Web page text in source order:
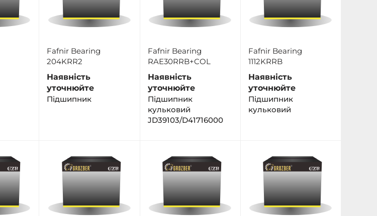
Fafnir Bearing
204KRR2
Наявність
уточнюйте
Пiдшипник
Fafnir Bearing
RAE30RRB+COL
Наявність
уточнюйте
Підшипник
кульковий
JD39103/D41716000
Fafnir Bearing
1112KRRB
Наявність
уточнюйте
Пiдшипник
кульковий